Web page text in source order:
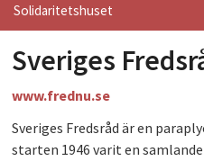
Solidaritetshuset
HEM
OM OSS
FÖRENINGAR
Sveriges
www.frednu.se
Sveriges Fredsråd är en
starten 1946 varit en